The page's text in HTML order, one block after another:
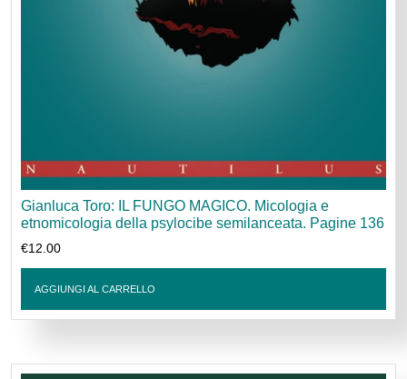
Gianluca Toro: IL FUNGO MAGICO. Micologia e
etnomicologia della psylocibe semilanceata. Pagine 136
€12.00
AGGIUNGI AL CARRELLO